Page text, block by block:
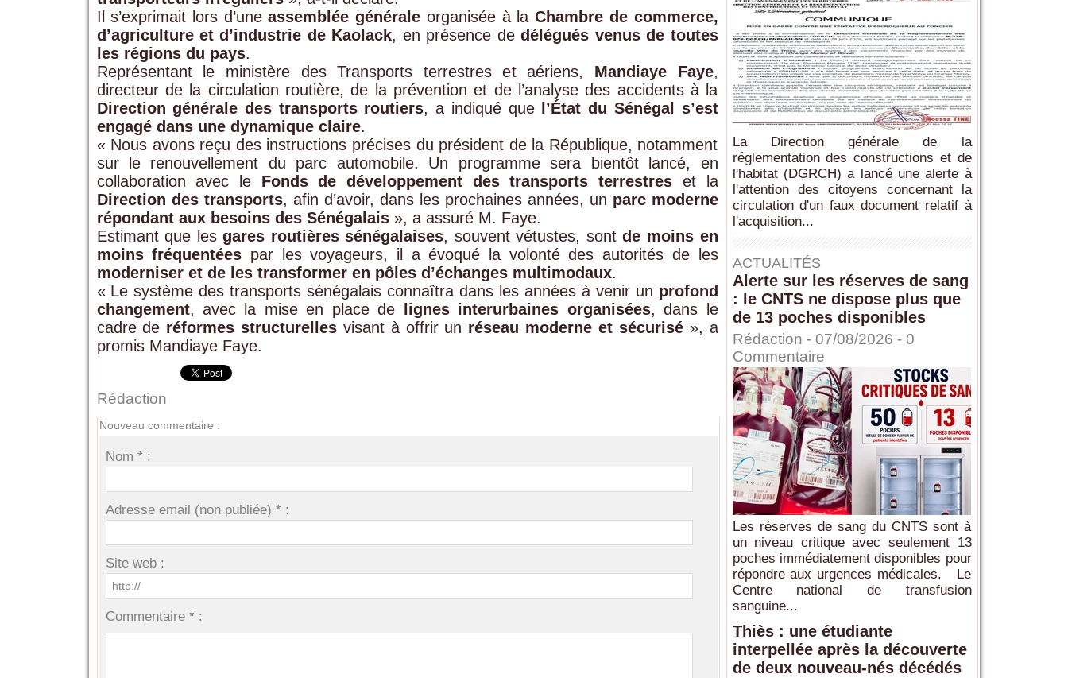
Il s’exprimait lors d’uneassemblée générale organisée à laChambre de commerce,
d’agriculture et d’industrie de Kaolack, en présence dedélégués venus de toutes
les régions du pays.
Représentant le ministère des Transports terrestres et aériens, Mandiaye Faye,
directeur de la circulation routière, de la prévention et de l’analyse des accidents à la
Direction générale des transports routiers, a indiqué que
l’État du Sénégal s’est
engagé dans une dynamique claire.
« Nous avons reçu des instructions précises du président de la République, notamment
sur le renouvellement du parc automobile. Un programme sera bientôt lancé, en
collaboration avec le Fonds de développement des transports terrestres et la
Direction des transports, afin d’avoir, dans les prochaines années, un parc moderne
répondant aux besoins des Sénégalais», a assuré M. Faye.
Estimant que lesgares routières sénégalaises, souvent vétustes, sontde moins en
moins fréquentées par les voyageurs, il a évoqué la volonté des autorités de les
moderniser et de les transformer en pôles d’échanges multimodaux.
« Le système des transports sénégalais connaîtra dans les années à venir un profond
changement, avec la mise en place de lignes interurbaines organisées, dans le
cadre de réformes structurelles visant à offrir un réseau moderne et sécurisé», a
promis Mandiaye Faye.
Rédaction
Nouveau commentaire :
Nom * :
Adresse email (non publiée) * :
Site web :
Commentaire * :
La Direction générale de la
réglementation des constructions et de
l'habitat (DGRCH) a lancé une alerte à
l'attention des citoyens concernant la
circulation d'un faux document relatif à
l'acquisition...
ACTUALITÉS
Alerte sur les réserves de sang
: le CNTS ne dispose plus que
de 13 poches disponibles
Rédaction - 07/08/2026 - 0
Commentaire
Les réserves de sang du CNTS sont à
un niveau critique avec seulement 13
poches immédiatement disponibles pour
répondre aux urgences médicales. Le
Centre national de transfusion
sanguine...
Thiès : une étudiante
interpellée après la découverte
de deux nouveau-nés décédés